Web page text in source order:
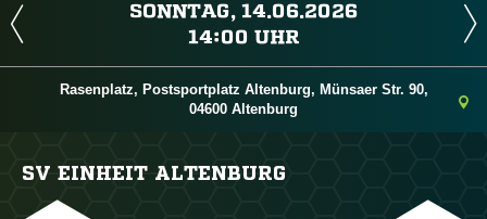
 
 
Rasenplatz, Postsportplatz Altenburg, Münsaer Str. 90,
04600 Altenburg
SV EINHEIT ALTENBURG